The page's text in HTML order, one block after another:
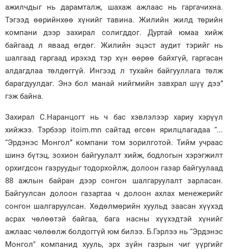
ажилчдыг нь дарамталж, шахаж ажлаас нь гаргачихна.
Тэгээд өөрийнхөө хүнийг тавина. Жилийн жилд төрийн
компани дээр захирал солигддог. Дуртай юмаа хийж
байгаад л яваад өгдөг. Жилийн эцэст аудит тэрийг нь
шалгаад гаргаад ирэхэд тэр хүн өөрөө байхгүй, гаргасан
алдагдлаа төлдөггүй. Ингээд л тухайн байгууллага төлж
барагдуулдаг. Энэ бол манай нийгмийн завхрал шүү дээ”
гэж байна.
Захирал С.Наранцогт нь ч бас хэвлэлээр хариу хэрүүл
хийжээ. Тэрбээр itoim.mn сайтад өгсөн ярилцлагадаа “...
“Эрдэнэс Монгол” компани том зорилготой. Тийм учраас
шинэ бүтэц, зохион байгуулалт хийж, бодлогын хэрэгжилт
орхигдсон газруудыг тодорхойлж, долоон газар байгуулаад
88 ажлын байран дээр сонгон шалгаруулалт зарласан.
Байгуулсан долоон газартаа ч долоон ахлах менежерийг
сонгон шалгаруулсан. Хөдөлмөрийн хуульд заасан хүүхэд
асрах чөлөөтэй байгаа, бага насны хүүхэдтэй хүнийг
ажлаас чөлөөлж болдоггүй юм билээ. Б.Гэрлээ нь “Эрдэнэс
Монгол" компанид хууль, эрх зүйн газрын чиг үүргийг